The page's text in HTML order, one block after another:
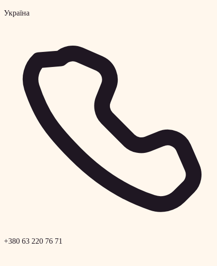
Україна
+380 63 220 76 71